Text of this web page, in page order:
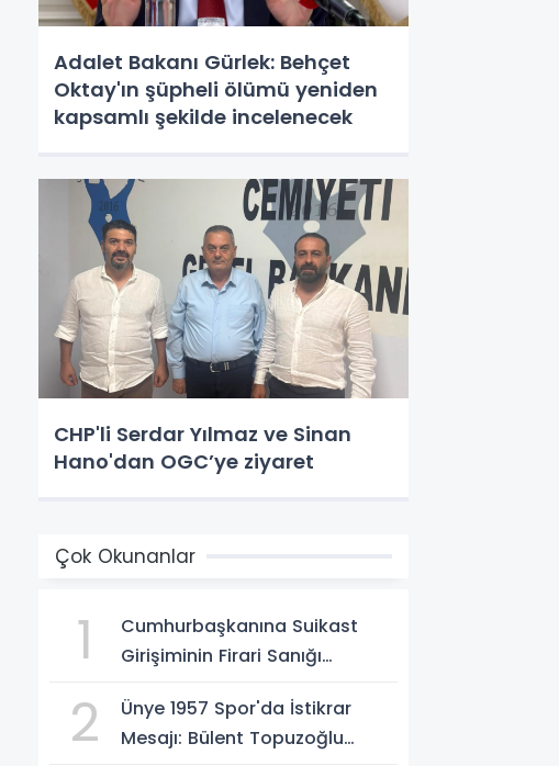
Adalet Bakanı Gürlek: Behçet
Oktay'ın şüpheli ölümü yeniden
kapsamlı şekilde incelenecek
CHP'li Serdar Yılmaz ve Sinan
Hano'dan OGC’ye ziyaret
Çok Okunanlar
1
Cumhurbaşkanına Suikast
Girişiminin Firari Sanığı
2
Ünye 1957 Spor'da İstikrar
Mesajı: Bülent Topuzoğlu